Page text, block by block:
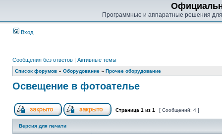
Программные и аппаратные решения
Вход
Сообщения без ответов | Активные темы
Список форумов » Оборудование » Прочее оборудование
Освещение в фотоателье
Страница 1 из 1 [ Сообщений: 4 ]
Версия для печати